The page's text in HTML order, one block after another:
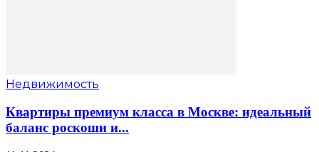
Недвижимость
Квартиры премиум класса в Москве: идеальный
баланс роскоши и...